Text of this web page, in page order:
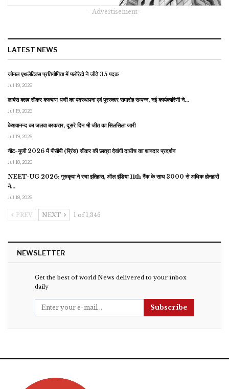
- Advertisement -
LATEST NEWS
जोनल एथलेटिक्स प्रतियोगिता में फ्लोरेटो ने जीते 35 पदक
Jul 19, 2026
लायंस क्लब सीकर कल्याण धणी का पदस्थापना एवं पुरस्कार समारोह सम्पन्न, नई कार्यकारिणी ने…
Jul 19, 2026
केशवानन्द का जलवा बरकरार, दूसरे दिन भी जीत का सिलसिला जारी
Jul 19, 2026
नीट-यूजी 2026 में पीसीपी (प्रिंस) सीकर की छात्रा देवांगी दाधीच का शानदार प्रदर्शन
Jul 18, 2026
NEET-UG 2026: गुरुकृपा ने रचा इतिहास, ऑल इंडिया 11th रैंक के साथ 3000 से अधिक होनहारों
ने…
Jul 18, 2026
PREV NEXT 1 of 1,346
NEWSLETTER
Get the best of world News delivered to your inbox
daily
Subscribe